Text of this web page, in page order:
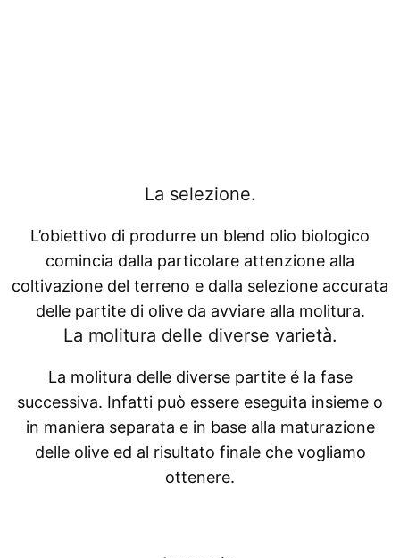
La selezione.
L’obiettivo di produrre un blend olio biologico
comincia dalla particolare attenzione alla
coltivazione del terreno e dalla selezione accurata
delle partite di olive da avviare alla molitura.
La molitura delle diverse varietà.
La molitura delle diverse partite é la fase
successiva. Infatti può essere eseguita insieme o
in maniera separata e in base alla maturazione
delle olive ed al risultato finale che vogliamo
ottenere.